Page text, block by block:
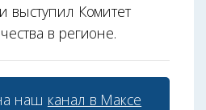
выступил Комитет
в регионе.
наш канал в Максе